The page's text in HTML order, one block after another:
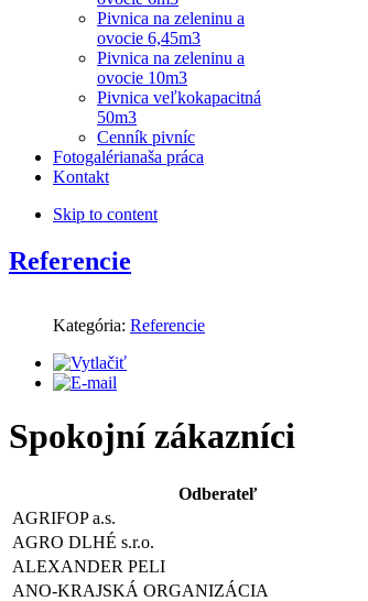
Pivnica na zeleninu a
ovocie 6,45m3
Pivnica na zeleninu a
ovocie 10m3
Pivnica veľkokapacitná
50m3
Cenník pivníc
Fotogalérianaša práca
Kontakt
Skip to content
Referencie
Kategória: Referencie
Spokojní zákazníci
Odberateľ
AGRIFOP a.s.
AGRO DLHÉ s.r.o.
ALEXANDER PELI
ANO-KRAJSKÁ ORGANIZÁCIA